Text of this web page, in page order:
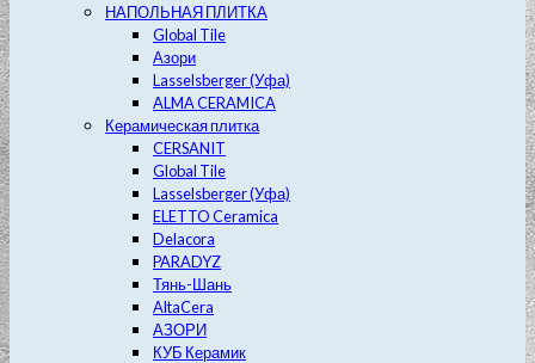
НАПОЛЬНАЯ ПЛИТКА
Global Tile
Азори
Lasselsberger (Уфа)
ALMA CERAMICA
Керамическая плитка
CERSANIT
Global Tile
Lasselsberger (Уфа)
ELETTO Ceramica
Delacora
PARADYZ
Тянь-Шань
AltaCera
АЗОРИ
КУБ Керамик